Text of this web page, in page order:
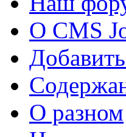
О CMS
О разном